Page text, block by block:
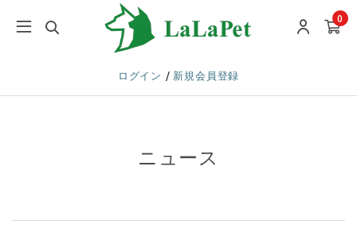
0
ログイン / 新規会員登録
ニュース